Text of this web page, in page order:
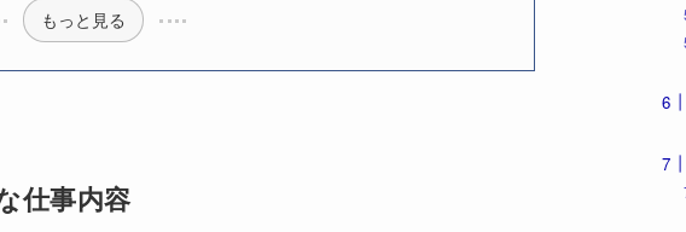
もっと見る
仕事内容